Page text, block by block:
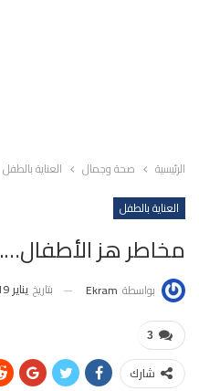
الرئيسية صحة وجمال
العناية بالطفل
العناية بالطفل
مخاطر هز الأطفال….
بواسطة Ekram بتاريخ يناير 19, 2014
3
شارك